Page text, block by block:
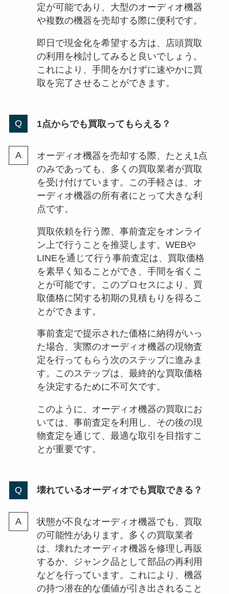
定が可能であり、大型のオーディオ機器
や複数の機器を売却する際に便利です。
即日で現金化を希望する方は、店頭買取
の利用を検討してみると良いでしょう。
これにより、手間をかけずに速やかに買
取を完了させることができます。
1点からでも買取ってもらえる？
オーディオ機器を売却する際、たとえ1点
のみであっても、多くの買取業者が買取
を受け付けています。この手軽さは、オ
ーディオ機器の所有者にとって大きな利
点です。
買取依頼を行う際、事前査定をオンライ
ン上で行うことを推奨します。WEBや
LINEを通じて行う事前査定は、買取価格
を素早く知ることができ、手間を省くこ
とが可能です。このプロセスにより、買
取価格に関する初期の見積もりを得るこ
とができます。
事前査定で提示された価格に納得がいっ
た場合、実際のオーディオ機器の現物査
定を行ってもらう次のステップに進みま
す。このステップは、最終的な買取価格
を決定するために不可欠です。
このように、オーディオ機器の買取にお
いては、事前査定を利用し、その後の現
物査定を通じて、最適な取引を目指すこ
とが重要です。
壊れているオーディオでも買取できる？
状態が不良なオーディオ機器でも、買取
の可能性があります。多くの買取業者
は、壊れたオーディオ機器を修理し再販
するか、ジャンク品として部品の再利用
などを行っています。これにより、機器
の持つ潜在的な価値が引き出されること